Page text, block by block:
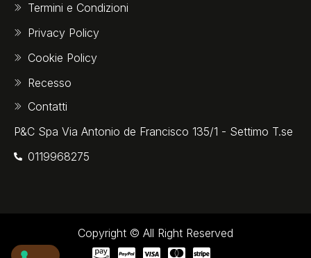
Termini e Condizioni
Privacy Policy
Cookie Policy
Recesso
Contatti
P&C Spa Via Antonio de Francisco 135/1 - Settimo T.se
0119968275‬
Copyright © All Right Reserved